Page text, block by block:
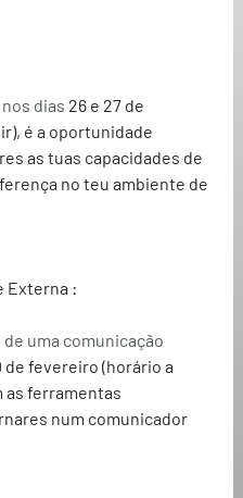
dias 26 e 27 de
é a oportunidade
as tuas capacidades de
no teu ambiente de
Externa :
uma comunicação
de fevereiro (horário a
as ferramentas
num comunicador